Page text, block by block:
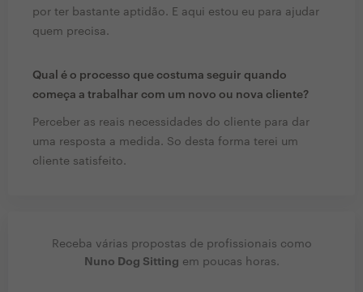
por ter bastante aptidão. E aqui estou eu para ajudar
quem precisa.
Qual é o processo que costuma seguir quando
começa a trabalhar com um novo ou nova cliente?
Perceber as reais necessidades do cliente para dar
uma resposta a medida. So desta forma terei um
cliente satisfeito.
Receba várias propostas de profissionais como
Nuno Dog Sitting em poucas horas.